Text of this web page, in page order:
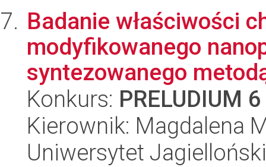
Badanie właściwości
modyfikowanego
syntezowanego
Konkurs: PRELUDIUM 6
Kierownik: Magdalena
Uniwersytet